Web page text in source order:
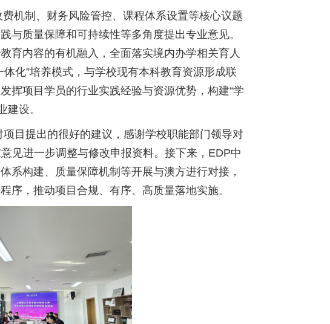
制、财务风险管控、课程体系设置等核心议题
与质量保障和可持续性等多角度提出专业意见。
育内容的有机融入，全面落实境内办学相关育人
化”培养模式，与学校现有本科教育资源形成联
挥项目学员的行业实践经验与资源优势，构建“学
建设。
提出的很好的建议，感谢学校职能部门领导对
见进一步调整与修改申报资料。接下来，EDP中
系构建、质量保障机制等开展与澳方进行对接，
序，推动项目合规、有序、高质量落地实施。